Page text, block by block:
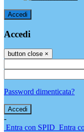
Accedi
Accedi
button close ×
Password dimenticata?
-
Entra con SPID Entra